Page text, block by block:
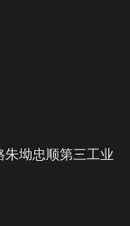
坳忠顺第三工业